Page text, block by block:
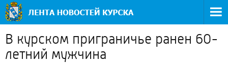
В курском приграничье ранен 60-
летний мужчина